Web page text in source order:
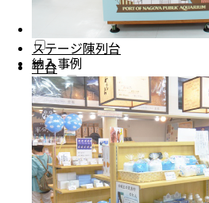
園芸什器
プライスカード差し・etc
納入事例
納入事例・地域別一覧
納入場所・地域別一覧
店舗別納入事例
道の駅・直売所
おみやげ
販売店・イベント
ステージ陳列台
平台